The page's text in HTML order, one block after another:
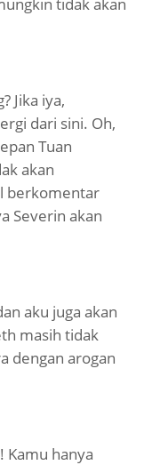
Jika iya,
dari sini. Oh,
Tuan
akan
berkomentar
Severin akan
aku juga akan
masih tidak
dengan arogan
Kamu hanya